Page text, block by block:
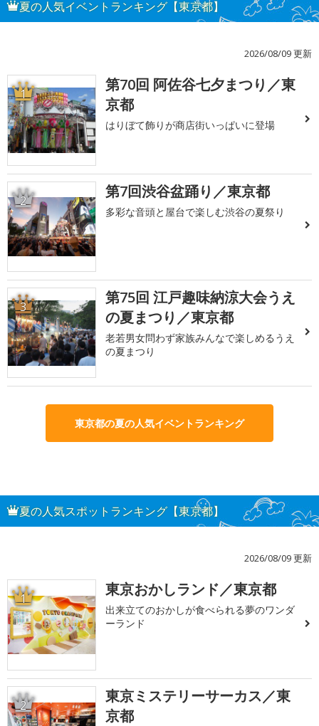
夏の人気イベントランキング【東京都】
2026/08/09 更新
1
第70回 阿佐谷七夕まつり／東
京都
はりぼて飾りが商店街いっぱいに登場
2 第7回渋谷盆踊り／東京都
多彩な音頭と屋台で楽しむ渋谷の夏祭り
3
第75回 江戸趣味納涼大会うえ
の夏まつり／東京都
老若男女問わず家族みんなで楽しめるうえ
の夏まつり
東京都の夏の人気イベントランキング
夏の人気スポットランキング【東京都】
2026/08/09 更新
1 東京おかしランド／東京都
出来立てのおかしが食べられる夢のワンダ
ーランド
2
東京ミステリーサーカス／東
京都